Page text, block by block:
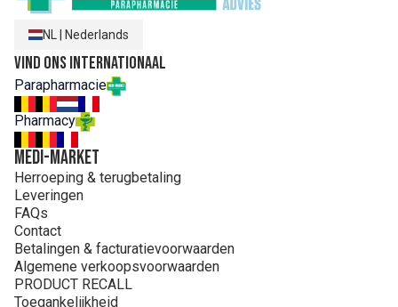
CAPRYLYL GLYCOL, SODIUM STEAROYL GLUTAMATE,
D'ABEILLE, TOCOPHERYL ACETATE, POLYSORBATE 6,
SORBITAN ISOSTEARATE, CITRIC ACID, PERSEA
GRATISSIMA (AVOCADO) FRUIT EXTRACT.
NL Nederlands
Vind ons internationaal
Parapharmacie
Pharmacy
MEDI-MARKET
Herroeping & terugbetaling
Leveringen
FAQs
Contact
Betalingen & facturatievoorwaarden
Algemene verkoopsvoorwaarden
PRODUCT RECALL
Toegankelijkheid